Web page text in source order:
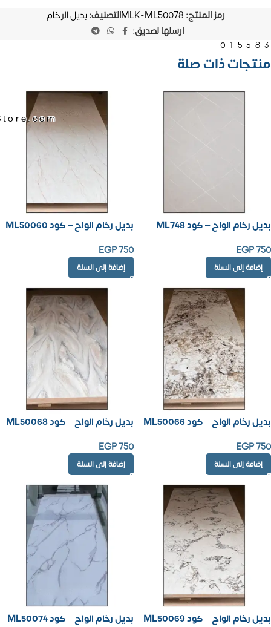
رمز المنتج: MLK-ML50078التصنيف:بديل الرخام
ارسلها لصديق:
منتجات ذات صلة
بديل رخام الواح – كود ML748
EGP750
إضافة إلى السلة
بديل رخام الواح – كود ML50060
EGP750
إضافة إلى السلة
بديل رخام الواح – كود ML50066
EGP750
إضافة إلى السلة
بديل رخام الواح – كود ML50068
EGP750
إضافة إلى السلة
بديل رخام الواح – كود ML50069
بديل رخام الواح – كود ML50074